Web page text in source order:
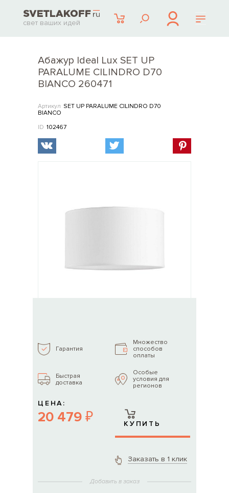
свет ваших идей
Абажур Ideal Lux SET UP
PARALUME CILINDRO D70
BIANCO 260471
Артикул SET UP PARALUME CILINDRO D70
BIANCO
ID 102467
Гарантия
Множество
способов
оплаты
Быстрая
доставка
Особые
условия для
регионов
ЦЕНА:
20 479 ₽ КУПИТЬ
Заказать в 1 клик
Добавить в заказ